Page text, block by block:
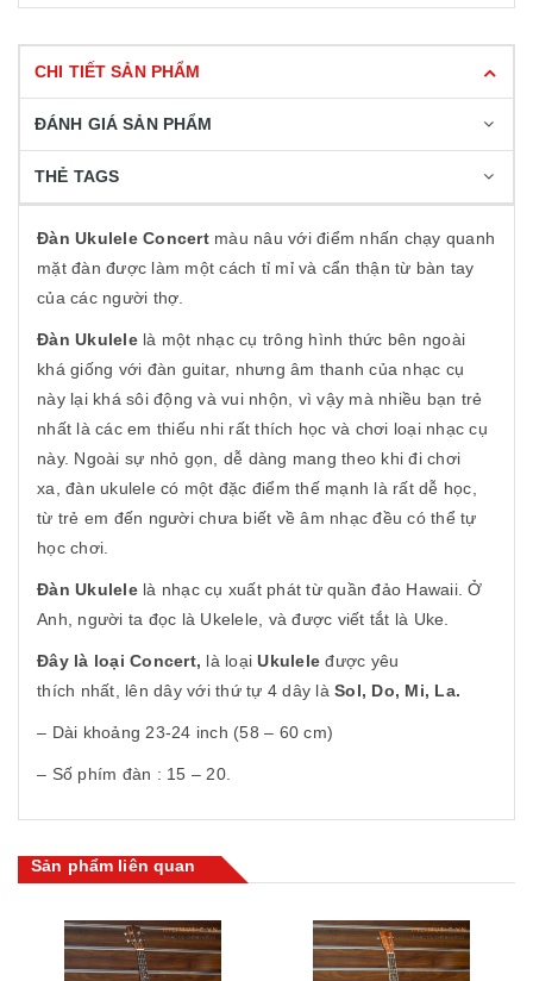
CHI TIẾT SẢN PHẨM
ĐÁNH GIÁ SẢN PHẨM
THẺ TAGS
Đàn Ukulele Concert màu nâu với điểm nhấn chạy quanh
mặt đàn được làm một cách tỉ mỉ và cẩn thận từ bàn tay
của các người thợ.
Đàn Ukulelelà một nhạc cụ trông hình thức bên ngoài
khá giống với đàn guitar, nhưng âm thanh của nhạc cụ
này lại khá sôi động và vui nhộn, vì vậy mà nhiều bạn trẻ
nhất là các em thiếu nhi rất thích học và chơi loại nhạc cụ
này. Ngoài sự nhỏ gọn, dễ dàng mang theo khi đi chơi
xa, đàn ukulele có một đặc điểm thế mạnh là rất dễ học,
từ trẻ em đến người chưa biết về âm nhạc đều có thể tự
học chơi.
Đàn Ukulelelà nhạc cụ xuất phát từ quần đảo Hawaii. Ở
Anh, người ta đọc là Ukelele, và được viết tắt là Uke.
Đây là loại Concert, là loạiUkulele được yêu
thích nhất, lên dây với thứ tự 4 dây là Sol, Do, Mi, La.
– Dài khoảng 23-24 inch (58 – 60 cm)
– Số phím đàn : 15 – 20.
Sản phẩm liên quan